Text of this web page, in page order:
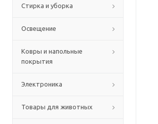
Стирка и уборка
Освещение
Ковры и напольные
покрытия
Электроника
Товары для животных